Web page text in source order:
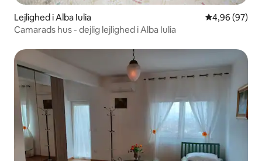
Lejlighed i Alba Iulia 4,96 ud af 5 i
4,96 (97)
Camarads hus - dejlig lejlighed i Alba Iulia